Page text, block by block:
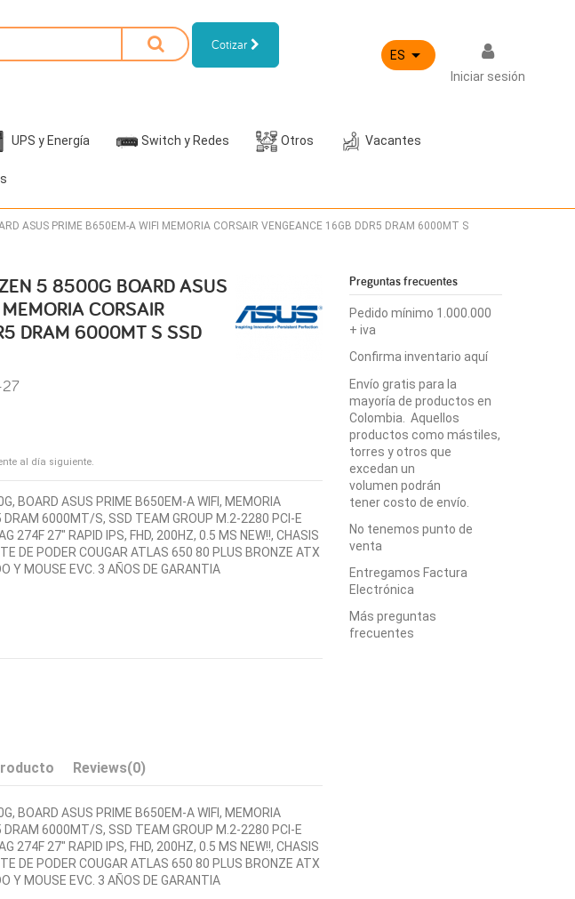
Cotizar
ES 
Iniciar sesión
UPS y Energía Switch y Redes Otros Vacantes
ASUS PRIME B650EM-A WIFI MEMORIA CORSAIR VENGEANCE 16GB DDR5 DRAM 6000MT S
5 8500G BOARD ASUS
CORSAIR
DRAM 6000MT S SSD
al día siguiente.
BOARD ASUS PRIME B650EM-A WIFI, MEMORIA
DRAM 6000MT/S, SSD TEAM GROUP M.2-2280 PCI-E
274F 27" RAPID IPS, FHD, 200HZ, 0.5 MS NEW!!, CHASIS
DE PODER COUGAR ATLAS 650 80 PLUS BRONZE ATX
Y MOUSE EVC. 3 AÑOS DE GARANTIA
Reviews(0)
BOARD ASUS PRIME B650EM-A WIFI, MEMORIA
DRAM 6000MT/S, SSD TEAM GROUP M.2-2280 PCI-E
274F 27" RAPID IPS, FHD, 200HZ, 0.5 MS NEW!!, CHASIS
DE PODER COUGAR ATLAS 650 80 PLUS BRONZE ATX
Y MOUSE EVC. 3 AÑOS DE GARANTIA
Preguntas frecuentes
Pedido mínimo 1.000.000
+ iva
Confirma inventario aquí
Envío gratis para la
mayoría de productos en
Colombia. Aquellos
productos como mástiles,
torres y otros que
excedan un
volumen podrán
tener costo de envío.
No tenemos punto de
venta
Entregamos Factura
Electrónica
Más preguntas
frecuentes